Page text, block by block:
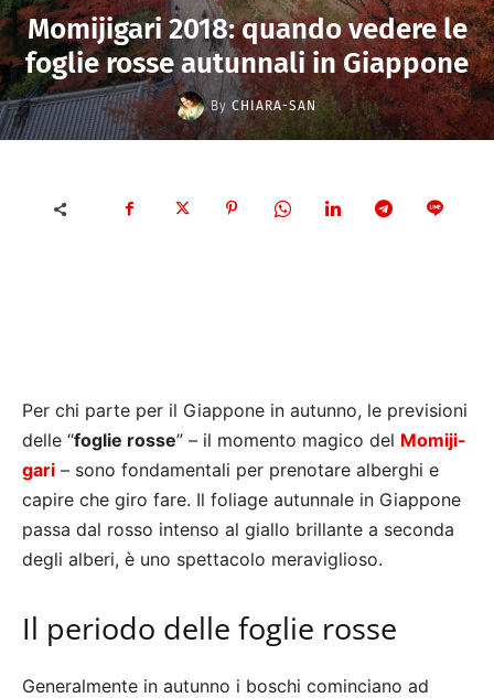
Momijigari 2018: quando vedere le
foglie rosse autunnali in Giappone
By CHIARA-SAN
Per chi parte per il Giappone in autunno, le previsioni
delle “foglie rosse” – il momento magico del Momiji-
gari – sono fondamentali per prenotare alberghi e
capire che giro fare. Il foliage autunnale in Giappone
passa dal rosso intenso al giallo brillante a seconda
degli alberi, è uno spettacolo meraviglioso.
Il periodo delle foglie rosse
Generalmente in autunno i boschi cominciano ad